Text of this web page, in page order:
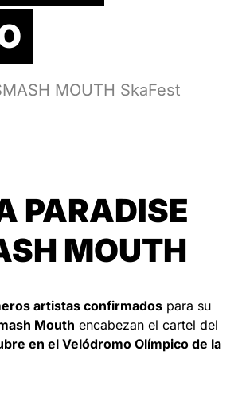
MOUTH SkaFest
PARADISE
MOUTH
artistas confirmados para su
Mouth encabezan el cartel del
en el Velódromo Olímpico de la